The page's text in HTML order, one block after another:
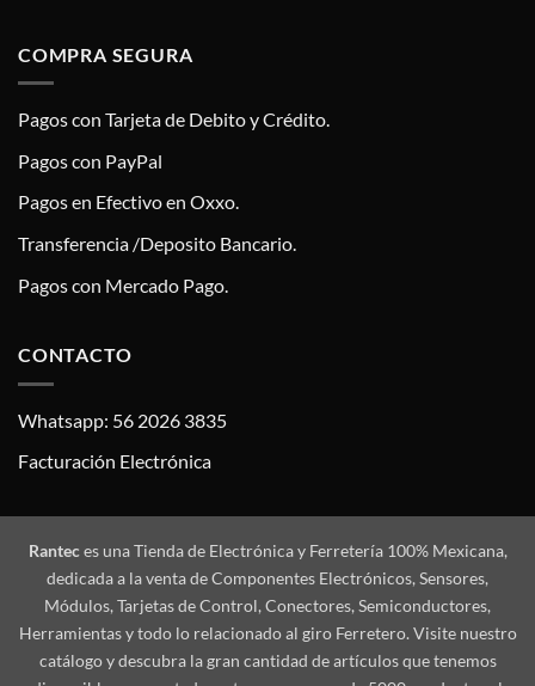
COMPRA SEGURA
Pagos con Tarjeta de Debito y Crédito.
Pagos con PayPal
Pagos en Efectivo en Oxxo.
Transferencia /Deposito Bancario.
Pagos con Mercado Pago.
CONTACTO
Whatsapp: 56 2026 3835
Facturación Electrónica
Ranteces una Tienda de Electrónica y Ferretería 100% Mexicana,
dedicada a la venta de Componentes Electrónicos, Sensores,
Módulos, Tarjetas de Control, Conectores, Semiconductores,
Herramientas y todo lo relacionado al giro Ferretero. Visite nuestro
catálogo y descubra la gran cantidad de artículos que tenemos